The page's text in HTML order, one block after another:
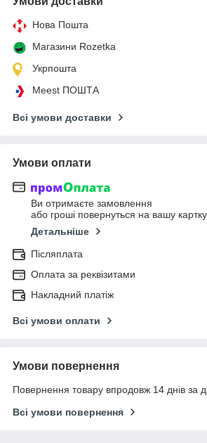
Нова Пошта
Магазини Rozetka
Укрпошта
Meest ПОШТА
Всі умови доставки
Умови оплати
Ви отримаєте замовлення
або гроші повернуться на вашу картку
Детальніше
Післяплата
Оплата за реквізитами
Накладний платіж
Всі умови оплати
Умови повернення
Повернення товару впродовж 14 днів за
Всі умови повернення